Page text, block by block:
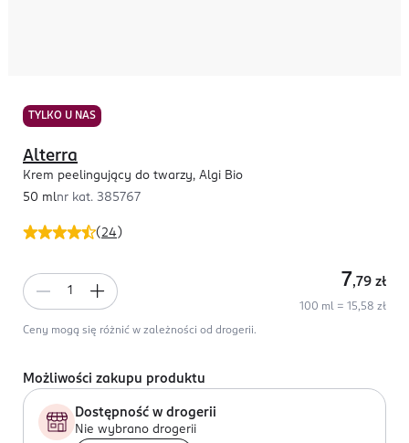
TYLKO U NAS
(24 )
Alterra
Krem peelingujący do twarzy, Algi Bio
50 mlnr kat. 385767
7,79 zł
100 ml = 15,58 zł
Ceny mogą się różnić w zależności od drogerii.
Możliwości zakupu produktu
Dostępność w drogerii
Nie wybrano drogerii